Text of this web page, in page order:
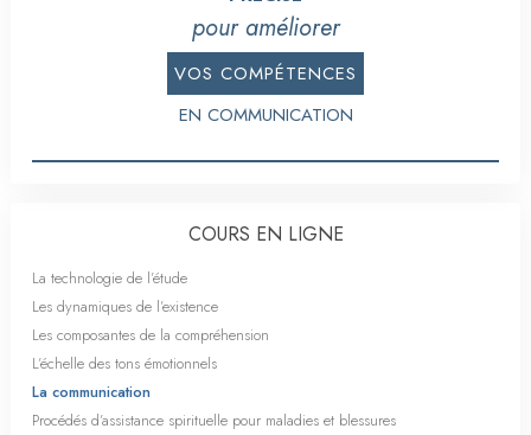
pour améliorer
VOS COMPÉTENCES
EN COMMUNICATION
COURS EN LIGNE
La technologie de l’étude
Les dynamiques de l’existence
Les composantes de la compréhension
L’échelle des tons émotionnels
La communication
Procédés d’assistance spirituelle pour maladies et blessures